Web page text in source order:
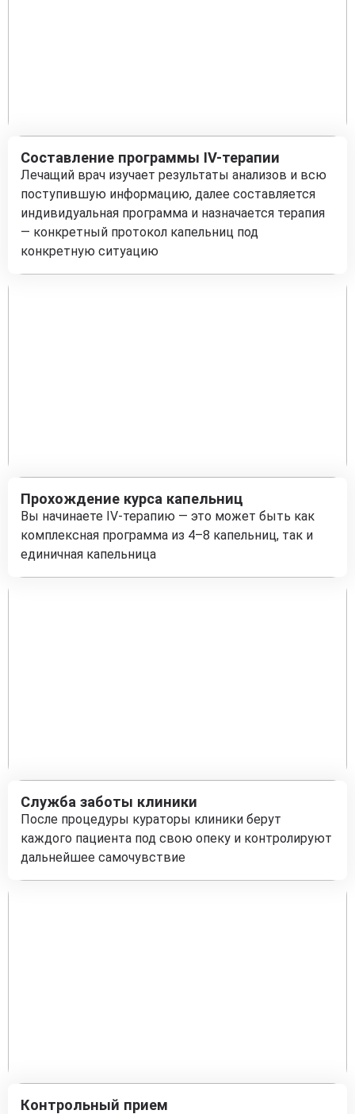
Составление программы IV-терапии
Лечащий врач изучает результаты анализов и всю
поступившую информацию, далее составляется
индивидуальная программа и назначается терапия
— конкретный протокол капельниц под
конкретную ситуацию
Прохождение курса капельниц
Вы начинаете IV-терапию — это может быть как
комплексная программа из 4–8 капельниц, так и
единичная капельница
Служба заботы клиники
После процедуры кураторы клиники берут
каждого пациента под свою опеку и контролируют
дальнейшее самочувствие
Контрольный прием